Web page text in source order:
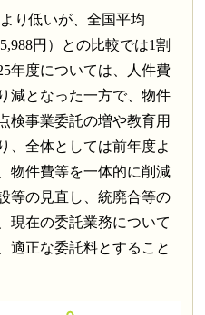
り低いが、全国平均
円）との比較では1割
年度については、人件費
減となった一方で、物件
検事業委託の増や教育用
、全体としては前年度よ
物件費等を一体的に削減
等の見直し、統廃合等の
現在の委託業務について
適正な委託料とすること